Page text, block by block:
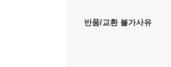
반품/교환 불가사유